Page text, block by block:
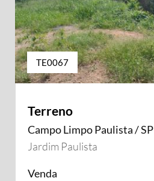
TE0067
Terreno
Campo Limpo Paulista / SP
Jardim Paulista
Venda